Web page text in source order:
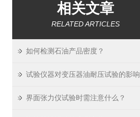
相关文章
RELATED ARTICLES
如何检测石油产品密度？
试验仪器对变压器油耐压试验的影响
界面张力仪试验时需注意什么？